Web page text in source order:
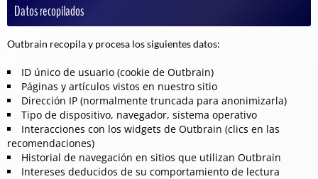
Datos recopilados
Outbrain recopila y procesa los siguientes datos:
ID único de usuario (cookie de Outbrain)
Páginas y artículos vistos en nuestro sitio
Dirección IP (normalmente truncada para anonimizarla)
Tipo de dispositivo, navegador, sistema operativo
Interacciones con los widgets de Outbrain (clics en las
recomendaciones)
Historial de navegación en sitios que utilizan Outbrain
Intereses deducidos de su comportamiento de lectura